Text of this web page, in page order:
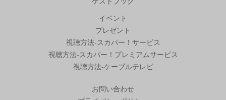
イベント
プレゼント
視聴方法-スカパー！サービス
視聴方法-スカパー！プレミアムサービス
視聴方法-ケーブルテレビ
お問い合わせ